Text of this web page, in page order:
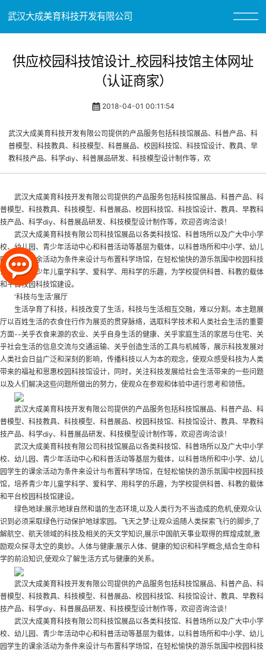
武汉大成美育科技开发有限公司
供应校园科技馆设计_校园科技馆主体网址
（认证商家）
2018-04-01 00:11:54
武汉大成美育科技开发有限公司提供的产品服务包括科技馆展品、科普产品、科
普模型、科技教具、科技模型、科普展品、校园科技馆、科技馆设计、教具、早
教科技产品、科学diy、科普展品研发、科技模型设计制作等，欢
武汉大成美育科技开发有限公司提供的产品服务包括科技馆展品、科普产品、科
普模型、科技教具、科技模型、科普展品、 校园科技馆、科技馆设计、教具、早教科
技产品、科学diy、科普展品研发、科技模型设计制作等，欢迎咨询洽谈！
武汉大成美育科技有限公司科技馆展品以各类科技馆、科普场所以及广大中小学
校、幼儿园、青少年活动中心和科普活动等基层为载体，以科普场所和中小学、幼儿
园学生的课余活动为条件来设计与布置科学场馆，在轻松愉快的游乐氛围中校园科技
馆，培养青少年儿童学科学、爱科学、用科学的乐趣，为学校提供科普、科教的载体
和平台校园科技馆建设。
'科技与生活'展厅
生活孕育了科技，科技改变了生活，科技与生活相互交融，难以分割。本主题展
厅以百姓生活的衣食住行作为展览的贯穿脉络，选取科学技术和人类社会生活的重要
方面--关乎衣食来源的农业、关乎自身生活的健康、关乎家庭生活的家居与住宅、关
乎社会生活的信息交流与交通运输、关乎创造生活的工具与机械等，展示科技发展对
人类社会日益广泛和深刻的影响，传播科技以人为本的观念，使观众感受科技为人类
带来的福祉和恩惠校园科技馆设计，同时，关注科技发展给社会生活带来的一些问题
以及人们解决这些问题所做出的努力，使观众在参观和体验中进行思考和领悟。
武汉大成美育科技开发有限公司提供的产品服务包括科技馆展品、科普产品、科
普模型、科技教具、科技模型、科普展品、校园科技馆、科技馆设计、教具、早教科
技产品、科学diy、科普展品研发、科技模型设计制作等，欢迎咨询洽谈！
武汉大成美育科技有限公司科技馆展品以各类科技馆、科普场所以及广大中小学
校、幼儿园、青少年活动中心和科普活动等基层为载体，以科普场所和中小学、幼儿
园学生的课余活动为条件来设计与布置科学场馆，在轻松愉快的游乐氛围中校园科技
馆，培养青少年儿童学科学、爱科学、用科学的乐趣，为学校提供科普、科教的载体
和平台校园科技馆建设。
绿色地球:展示地球自然和谐的生态环境,以及人类行为不当造成的危机,使观众认
识到必须采取绿色行动保护地球家园。飞天之梦:让观众追随人类探索飞行的脚步,了
解航空、航天领域的科技及相关的天文学知识,展示中国航天事业取得的辉煌成就,激
励观众探寻太空的奥妙。人体与健康:展示人体、健康的知识和科学概念,结合生命科
学的前沿知识,使观众了解生活方式与健康的关系。
武汉大成美育科技开发有限公司提供的产品服务包括科技馆展品、科普产品、科
普模型、科技教具、科技模型、科普展品、校园科技馆、科技馆设计、教具、早教科
技产品、科学diy、科普展品研发、科技模型设计制作等，欢迎咨询洽谈！
武汉大成美育科技有限公司科技馆展品以各类科技馆、科普场所以及广大中小学
校、幼儿园、青少年活动中心和科普活动等基层为载体，以科普场所和中小学、幼儿
园学生的课余活动为条件来设计与布置科学场馆，在轻松愉快的游乐氛围中校园科技